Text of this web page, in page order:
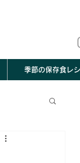
季節の保存食レ